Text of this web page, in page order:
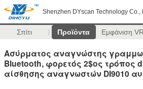
Shenzhen DYscan Technology Co.,
Σπίτι Προϊόντα Εμφάνιση VR
Ασύρματος αναγνώστης
Bluetooth, φορετός 2$ος τρόπος
αίσθησης αναγνωστών DI9010